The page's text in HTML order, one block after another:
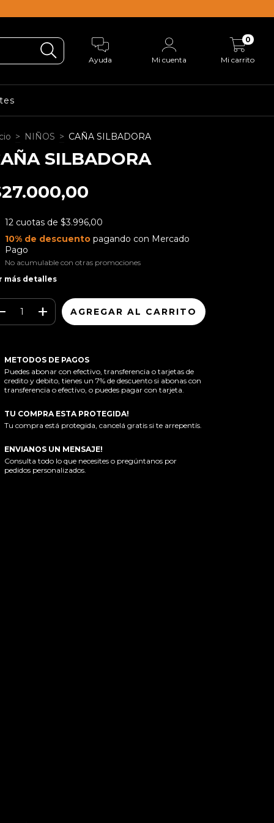
Ayuda Mi cuenta Mi carrito
0
> NIÑOS > CAÑA SILBADORA
SILBADORA
12 cuotas de $3.996,00
10% de descuentopagando con Mercado
Pago
No acumulable con otras promociones
más detalles
METODOS DE PAGOS
Puedes abonar con efectivo, transferencia o tarjetas de
credito y debito, tienes un 7% de descuento si abonas con
transferencia o efectivo, o puedes pagar con tarjeta.
TU COMPRA ESTA PROTEGIDA!
Tu compra está protegida, cancelá gratis si te arrepentís.
ENVIANOS UN MENSAJE!
Consulta todo lo que necesites o pregúntanos por
pedidos personalizados.